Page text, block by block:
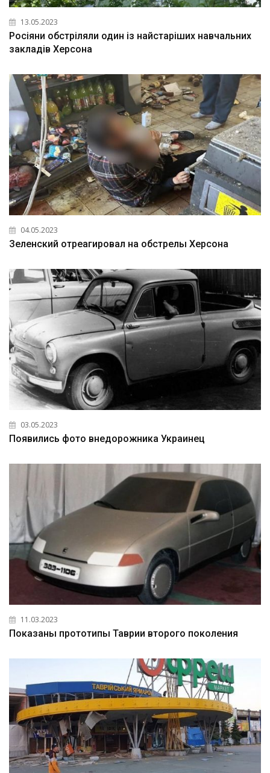
13.05.2023
Росіяни обстріляли один із найстаріших навчальних
закладів Херсона
04.05.2023
Зеленский отреагировал на обстрелы Херсона
03.05.2023
Появились фото внедорожника Украинец
11.03.2023
Показаны прототипы Таврии второго поколения